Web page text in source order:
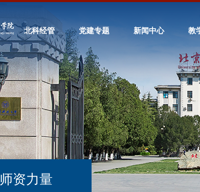
北科经管 党建专题 新闻中心 教
师资力量